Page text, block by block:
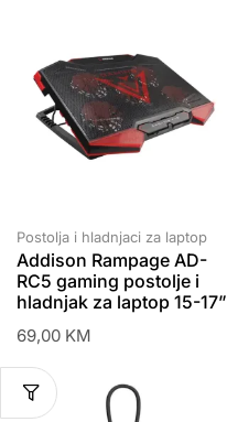
Postolja i hladnjaci za laptop
Addison Rampage AD-
RC5 gaming postolje i
hladnjak za laptop 15-17”
69,00 KM